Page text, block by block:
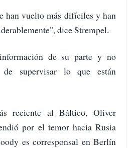
han vuelto más difíciles y han
dice Strempel.
de su parte y no
de supervisar lo que están
reciente al Báltico, Oliver
por el temor hacia Rusia
es corresponsal en Berlín